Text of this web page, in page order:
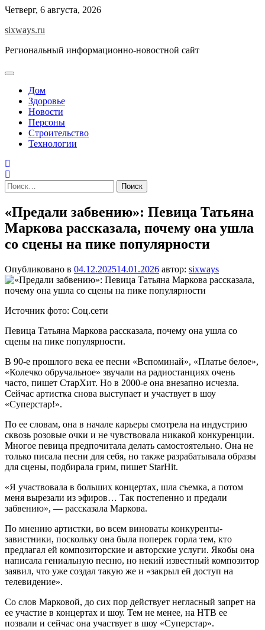
Перейти
содержимому
Четверг, 6 августа, 2026
sixways.ru
Региональный информационно-новостной сайт
Дом
Здоровье
Новости
Персоны
Строительство
Технологии
Найти:
«Предали забвению»: Певица Татьяна
Маркова рассказала, почему она ушла
со сцены на пике популярности
Опубликовано в 04.12.202514.01.2026 автор: sixways
Источник фото: Соц.сети
Певица Татьяна Маркова рассказала, почему она ушла со
сцены на пике популярности.
В 90-е прошлого века ее песни «Вспоминай», «Платье белое»,
«Колечко обручальное» звучали на радиостанциях очень
часто, пишет СтарХит. Но в 2000-е она внезапно исчезла.
Сейчас артистка снова выступает и участвует в шоу
«Суперстар!».
По ее словам, она в начале карьеры смотрела на индустрию
сквозь розовые очки и не чувствовала никакой конкуренции.
Многое певица предпочитала делать самостоятельно. Она не
только писала песни для себя, но также разрабатывала образы
для сцены, подбирала грим, пишет StarHit.
«Я участвовала в больших концертах, шла съемка, а потом
меня вырезали из эфиров… Так постепенно и предали
забвению», — рассказала Маркова.
По мнению артистки, во всем виноваты конкуренты-
завистники, поскольку она была поперек горла тем, кто
предлагал ей композиторские и авторские услуги. Якобы она
написала гениальную песню, но некий известный композитор
заявил, что уже создал такую же и «закрыл ей доступ на
телевидение».
Со слов Марковой, до сих пор действует негласный запрет на
ее участие в концертах и шоу. Тем не менее, на НТВ ее
позвали и сейчас она участвует в шоу «Суперстар».